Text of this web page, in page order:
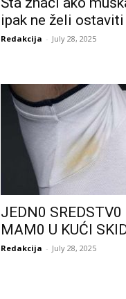
ipak ne želi ostaviti
Redakcija - July 28, 2025
JEDN0 SREDSTV0
MAM0 U KUĆI
Redakcija - July 28, 2025